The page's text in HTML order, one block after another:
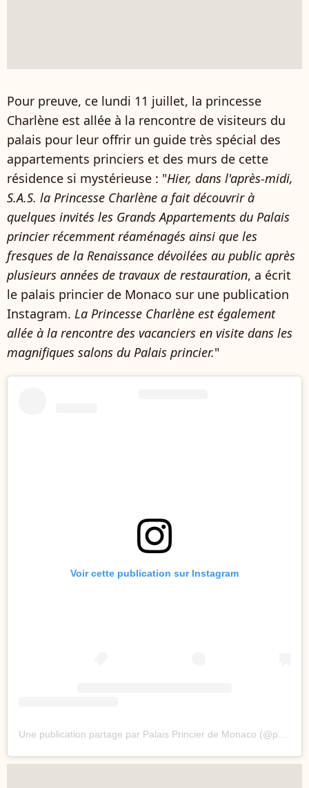
Pour preuve, ce lundi 11 juillet, la princesse
Charlène est allée à la rencontre de visiteurs du
palais pour leur offrir un guide très spécial des
appartements princiers et des murs de cette
résidence si mystérieuse : "Hier, dans l'après-midi,
S.A.S. la Princesse Charlène a fait découvrir à
quelques invités les Grands Appartements du Palais
princier récemment réaménagés ainsi que les
fresques de la Renaissance dévoilées au public après
plusieurs années de travaux de restauration, a écrit
le palais princier de Monaco sur une publication
Instagram. La Princesse Charlène est également
allée à la rencontre des vacanciers en visite dans les
magnifiques salons du Palais princier."
Voir cette publication sur Instagram